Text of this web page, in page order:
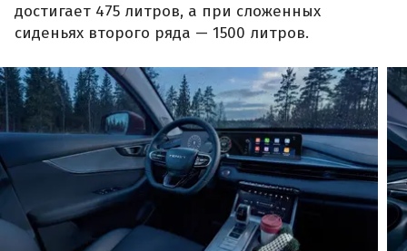
достигает 475 литров, а при сложенных
сиденьях второго ряда — 1500 литров.